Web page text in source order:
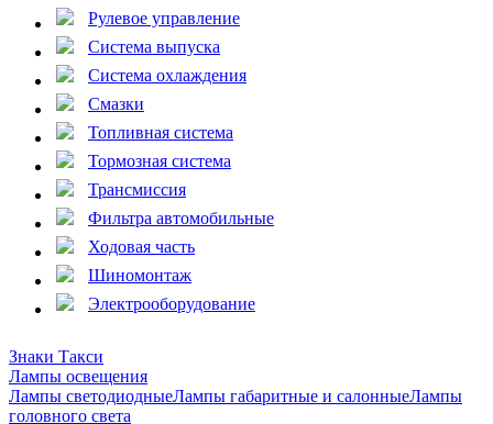
Рулевое управление
Система выпуска
Система охлаждения
Смазки
Топливная система
Тормозная система
Трансмиссия
Фильтра автомобильные
Ходовая часть
Шиномонтаж
Электрооборудование
Знаки Такси
Лампы освещения
Лампы светодиодныеЛампы габаритные и салонныеЛампы
головного света